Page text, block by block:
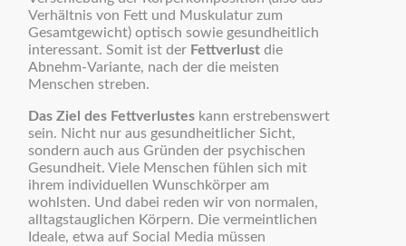
Verhältnis von Fett und Muskulatur zum
Gesamtgewicht) optisch sowie gesundheitlich
interessant. Somit ist der Fettverlustdie
Abnehm-Variante, nach der die meisten
Menschen streben.
Das Ziel des Fettverlusteskann erstrebenswert
sein. Nicht nur aus gesundheitlicher Sicht,
sondern auch aus Gründen der psychischen
Gesundheit. Viele Menschen fühlen sich mit
ihrem individuellen Wunschkörper am
wohlsten. Und dabei reden wir von normalen,
alltagstauglichen Körpern. Die vermeintlichen
Ideale, etwa auf Social Media müssen